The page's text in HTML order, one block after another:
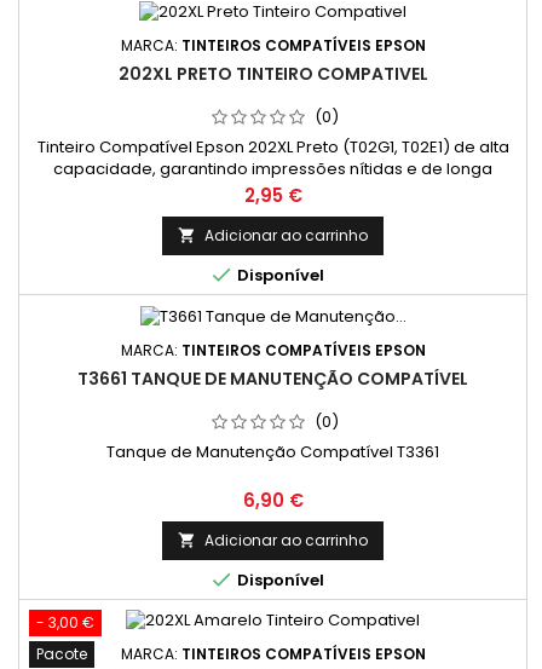
MARCA: TINTEIROS COMPATÍVEIS EPSON
202XL PRETO TINTEIRO COMPATIVEL
(0)
Tinteiro Compatível Epson 202XL Preto (T02G1, T02E1) de alta
capacidade, garantindo impressões nítidas e de longa
duração. Ideal para quem busca qualidade e economia.
Rendimento Médio: 550 Páginas * *(Em impressão contínua
até 5% de cobertura de uma Folha A4)
Preço
2,95 €
 Adicionar ao carrinho
 Disponível
MARCA: TINTEIROS COMPATÍVEIS EPSON
T3661 TANQUE DE MANUTENÇÃO COMPATÍVEL
(0)
Tanque de Manutenção Compatível T3361
Preço
6,90 €
 Adicionar ao carrinho
 Disponível
- 3,00 €
Pacote
MARCA: TINTEIROS COMPATÍVEIS EPSON